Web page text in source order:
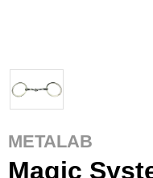
METALAB
Magic